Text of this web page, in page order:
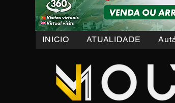
INICIO ATUALIDADE